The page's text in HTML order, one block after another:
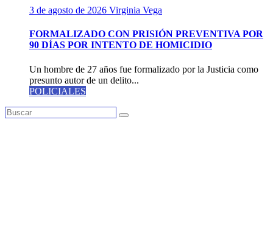
3 de agosto de 2026 Virginia Vega
FORMALIZADO CON PRISIÓN PREVENTIVA POR
90 DÍAS POR INTENTO DE HOMICIDIO
Un hombre de 27 años fue formalizado por la Justicia como
presunto autor de un delito...
POLICIALES